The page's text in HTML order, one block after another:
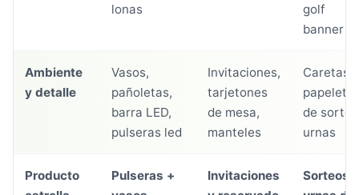
lonas
golf
banner
Ambiente
y detalle
Vasos,
pañoletas,
barra LED,
pulseras led
Invitaciones,
tarjetones
de mesa,
manteles
Caretas,
de
urnas
Producto
Pulseras +
Invitaciones
Sorteos y